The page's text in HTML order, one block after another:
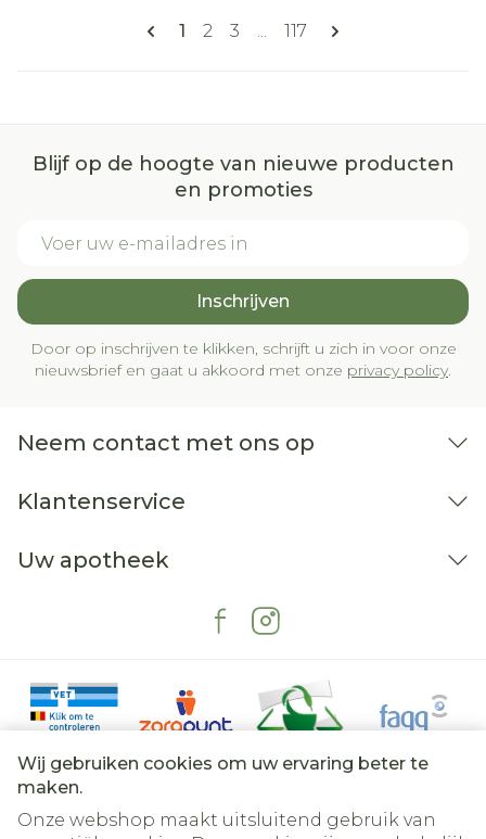
Wij gebruiken cookies om uw ervaring beter te
maken.
Onze webshop maakt uitsluitend gebruik van
Pagina's
U lees momenteel pagina
1 Pagina
2 Pagina
3 ... Pagina
117
Blijf op de hoogte van nieuwe producten
en promoties
Inschrijven
Door op inschrijven te klikken, schrijft u zich in voor onze
nieuwsbrief en gaat u akkoord met onze privacy policy.
Neem contact met ons op
Klantenservice
Uw apotheek